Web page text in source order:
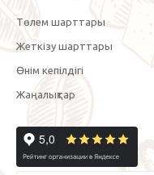
Төлем шарттары
Жеткізу шарттары
Өнім кепілдігі
Жаңалықтар